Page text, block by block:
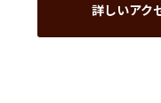
詳しいアク